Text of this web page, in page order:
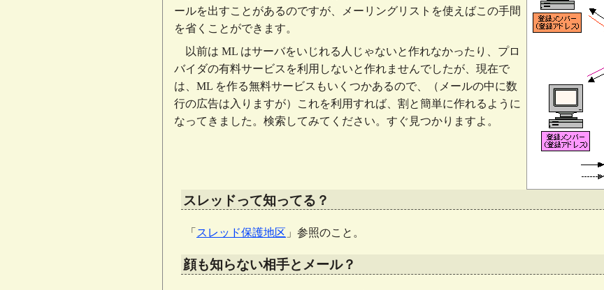
ールを出すことがあるのですが、メーリングリストを使えばこの手間
を省くことができます。
以前は ML はサーバをいじれる人じゃないと作れなかったり、プロ
バイダの有料サービスを利用しないと作れませんでしたが、現在で
は、ML を作る無料サービスもいくつかあるので、（メールの中に数
行の広告は入りますが）これを利用すれば、割と簡単に作れるように
なってきました。検索してみてください。すぐ見つかりますよ。
スレッドって知ってる？
「 スレッド保護地区 」参照のこと。
顔も知らない相手とメール？